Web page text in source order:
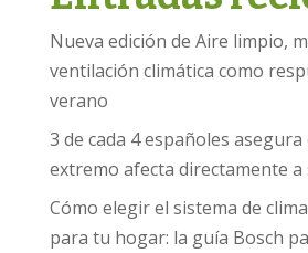
Nueva edición de Aire limpio,
ventilación climática como
verano
3 de cada 4 españoles
extremo afecta directamente
Cómo elegir el sistema de
para tu hogar: la guía Bosch